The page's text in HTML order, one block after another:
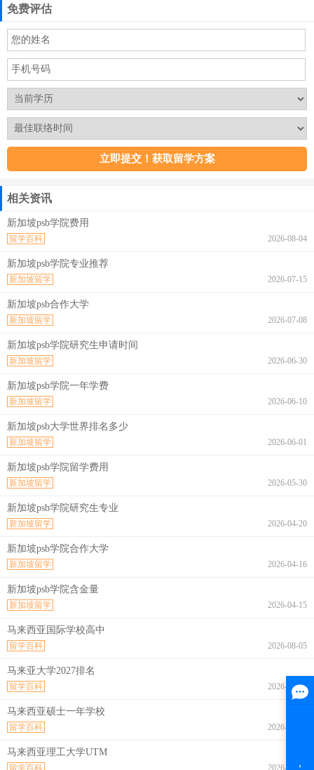
免费评估
相关资讯
新加坡psb学院费用
2026-08-04
留学百科
新加坡psb学院专业推荐
2026-07-15
新加坡留学
新加坡psb合作大学
2026-07-08
新加坡留学
新加坡psb学院研究生申请时间
2026-06-30
新加坡留学
新加坡psb学院一年学费
2026-06-10
新加坡留学
新加坡psb大学世界排名多少
2026-06-01
新加坡留学
新加坡psb学院留学费用
2026-05-30
新加坡留学
新加坡psb学院研究生专业
2026-04-20
新加坡留学
新加坡psb学院合作大学
2026-04-16
新加坡留学
新加坡psb学院含金量
2026-04-15
新加坡留学
马来西亚国际学校高中
2026-08-05
留学百科
马来亚大学2027排名
2026-08-05
留学百科
马来西亚硕士一年学校
2026-08-05
留学百科
马来西亚理工大学UTM
2026-08-05
留学百科